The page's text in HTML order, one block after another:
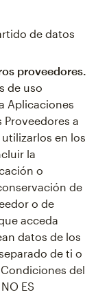
de datos
proveedores.
de uso
Aplicaciones
a
en los
la
o
de
o de
acceda
datos de los
de ti o
del
ES